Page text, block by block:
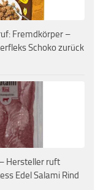
Fremdkörper –
Schoko zurück
Hersteller ruft
Edel Salami Rind